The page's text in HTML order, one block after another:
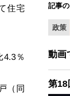
住宅
4.3％
（同
記事
政策
動画
第